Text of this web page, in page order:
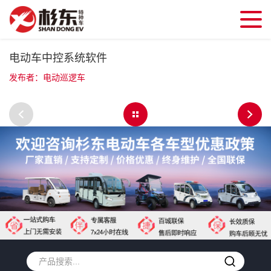
电动车中控系统软件
发布者：电动巡逻车